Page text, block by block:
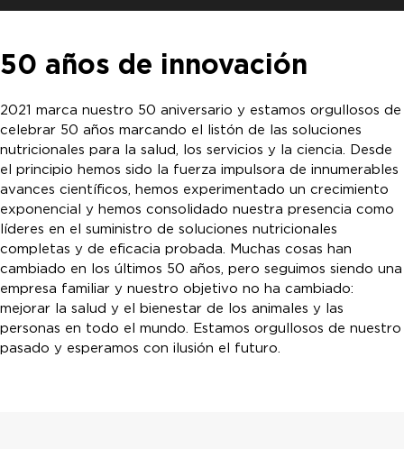
50 años de innovación
2021 marca nuestro 50 aniversario y estamos orgullosos de
celebrar 50 años marcando el listón de las soluciones
nutricionales para la salud, los servicios y la ciencia. Desde
el principio hemos sido la fuerza impulsora de innumerables
avances científicos, hemos experimentado un crecimiento
exponencial y hemos consolidado nuestra presencia como
líderes en el suministro de soluciones nutricionales
completas y de eficacia probada. Muchas cosas han
cambiado en los últimos 50 años, pero seguimos siendo una
empresa familiar y nuestro objetivo no ha cambiado:
mejorar la salud y el bienestar de los animales y las
personas en todo el mundo. Estamos orgullosos de nuestro
pasado y esperamos con ilusión el futuro.